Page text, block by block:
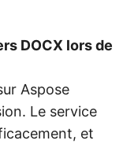
DOCX lors de
Aspose
Le service
et